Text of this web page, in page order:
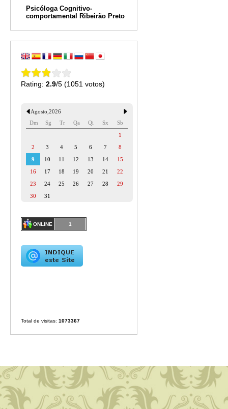
Psicóloga Cognitivo-
comportamental Ribeirão Preto
Rating: 2.9/5 (1051 votos)
Agosto 2026
Dm
Sg Tr Qa Qi Sx
Sb
1
2
3 4 5 6 7
8
9
10 11 12 13 14
15
16
17 18 19 20 21
22
23
24 25 26 27 28
29
30
31
ONLINE 1
Total de visitas: 1073367